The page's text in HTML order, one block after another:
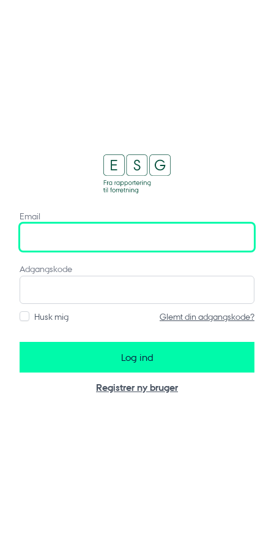
Email
Adgangskode
Husk mig Glemt din adgangskode?
Log ind
Registrer ny bruger